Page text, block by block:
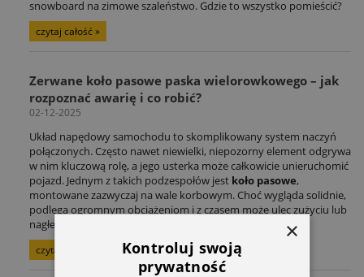
snowboard na zimowe szaleństwo. Gdzie to wszystko pomieścić?
czytaj całość »
Zerwane koło pasowe paska wielorowkowego – jak
rozpoznać awarię i co robić?
02-12-2025
Układ napędowy samochodu to skomplikowany system naczyń
połączonych. Często nawet niewielki, niepozorny element odgrywa
w nim kluczową rolę, a jego usterka może całkowicie unieruchomić
pojazd. Jednym z takich podzespołów jest koło pasowe,
montowane zazwyczaj na wale korbowym. Choć wygląda solidnie,
podlega ogromnym obciążeniom i z czasem może ulec zużyciu lub
nagłemu zerwaniu.
czytaj całość »
×
Kontroluj swoją
prywatność